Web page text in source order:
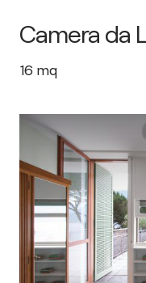
Camera da
16 mq